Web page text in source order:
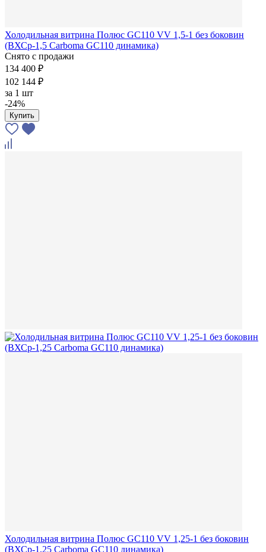
Холодильная витрина Полюс GC110 VV 1,5-1 без боковин
(ВХСр-1,5 Carboma GC110 динамика)
Снято с продажи
134 400 ₽
102 144 ₽
за 1 шт
-24%
Купить
Холодильная витрина Полюс GC110 VV 1,25-1 без боковин
(ВХСр-1,25 Carboma GC110 динамика)